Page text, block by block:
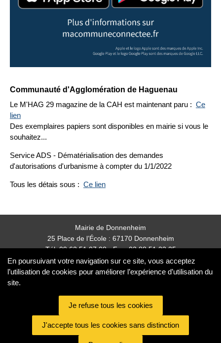
En poursuivant votre navigation sur ce site, vous acceptez
l’utilisation de cookies pour améliorer l’expérience d’utilisation du
site.
Communauté d'Agglomération de Haguenau
Le M'HAG 29 magazine de la CAH est maintenant paru : Ce
lien
Des exemplaires papiers sont disponibles en mairie si vous le
souhaitez...
Service ADS - Dématérialisation des demandes
d'autorisations d'urbanisme à compter du 1/1/2022
Tous les détais sous : Ce lien
Mairie de Donnenheim
25 Place de l’École : 67170 Donnenheim
Tél: 09 62 51 07 08 - Fax: 03 88 51 23 25
mairie.donnenheim@orange.fr
partenaires
Plan de site
Mentions légales